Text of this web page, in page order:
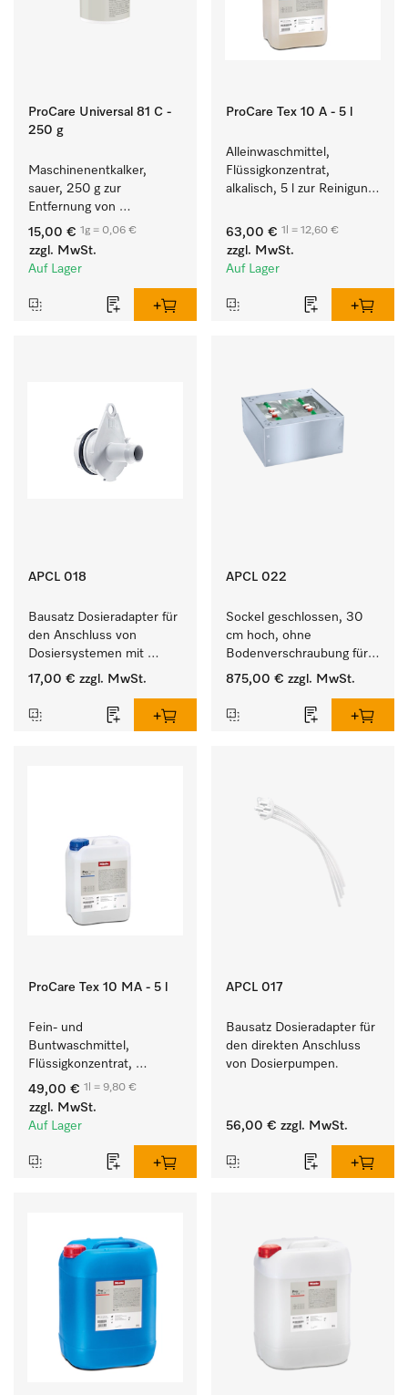
ProCare Universal 81 C -
250 g
Maschinenentkalker,
sauer, 250 g zur
Entfernung von
hartnäckigen
Kalkablagerungen.
15,00 € 1g = 0,06 €
zzgl. MwSt.
Auf Lager
ProCare Tex 10 A - 5 l
Alleinwaschmittel,
Flüssigkonzentrat,
alkalisch, 5 l zur Reinigung
farbechter Buntwäsche.
63,00 € 1l = 12,60 €
zzgl. MwSt.
Auf Lager
APCL 018
Bausatz Dosieradapter für
den Anschluss von
Dosiersystemen mit
Wassereinspülung.
17,00 € zzgl. MwSt.
APCL 022
Sockel geschlossen, 30
cm hoch, ohne
Bodenverschraubung für
ein ergonomisches Be-
Waschmaschine und
875,00 € zzgl. MwSt.
ProCare Tex 10 MA - 5 l
Fein- und
Buntwaschmittel,
Flüssigkonzentrat,
mildalkalisch, 5 l zur
Reinigung von
Buntwäsche und
49,00 € 1l = 9,80 €
zzgl. MwSt.
Auf Lager
APCL 017
Bausatz Dosieradapter für
den direkten Anschluss
von Dosierpumpen.
56,00 € zzgl. MwSt.